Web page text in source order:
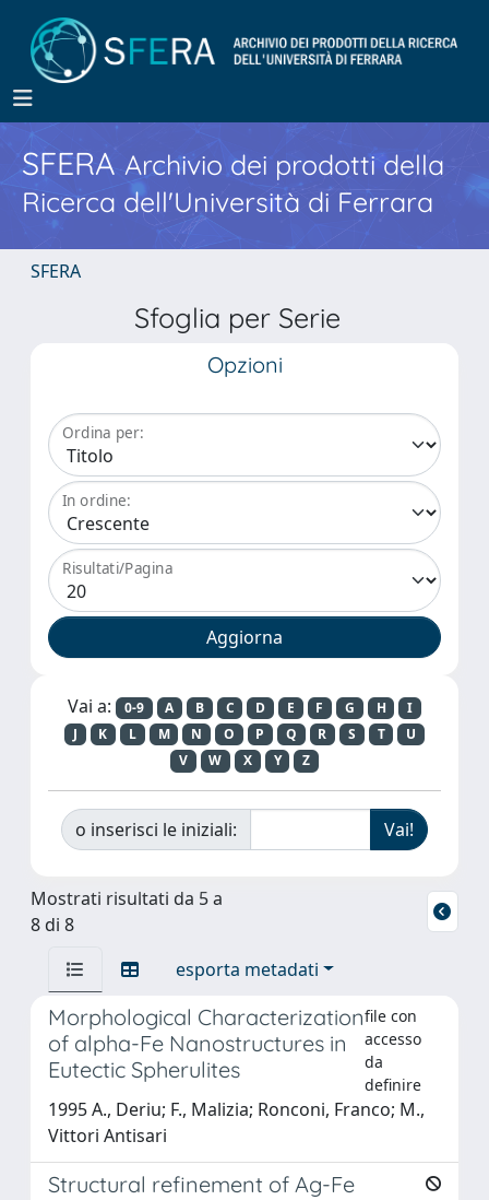
SFERA Archivio dei prodotti della
Ricerca dell'Università di Ferrara
SFERA
Sfoglia per Serie
Opzioni
Ordina per:
In ordine:
Risultati/Pagina
Vai a: 0-9 A B C D E F G H
I
J
K L M N O P Q R S T
U
V
W X Y Z
o inserisci le iniziali:
Mostrati risultati da 5 a
8 di 8
esporta metadati
Morphological Characterization
of alpha-Fe Nanostructures in
Eutectic Spherulites
file con
accesso
da
definire
1995 A., Deriu; F., Malizia; Ronconi, Franco; M.,
Vittori Antisari
Structural refinement of Ag-Fe